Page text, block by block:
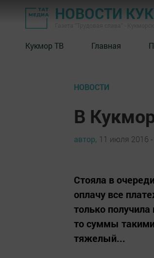
НОВОСТИ
Кукмор ТВ Главная
НОВОСТИ
В
автор, 11 июля 2016 -
Стояла в
оплачу все
только
то суммы
тяжелый...